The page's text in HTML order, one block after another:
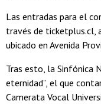
Las entradas para el
través de
ubicado en Avenida
Tras esto, la Sinfónica
eternidad”, el que
Camerata Vocal